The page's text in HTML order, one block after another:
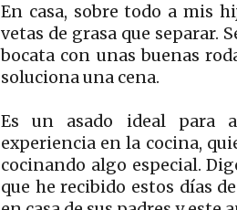
En casa, sobre todo a mis
vetas de grasa que separar.
bocata con unas buenas
soluciona una cena.
Es un asado ideal para
experiencia en la cocina,
cocinando algo especial.
que he recibido estos días